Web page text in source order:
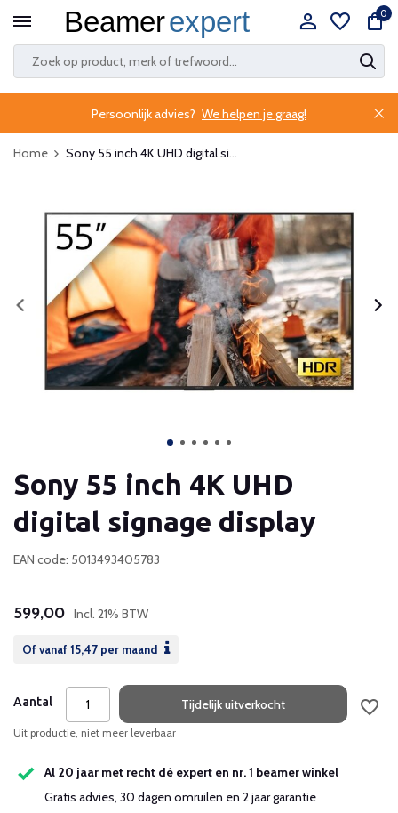
0
Persoonlijk advies? We helpen je graag!
Home Sony 55 inch 4K UHD digital si...
Sony 55 inch 4K UHD
digital signage display
EAN code: 5013493405783
599,00 Incl. 21% BTW
Of vanaf 15,47 per maand
Aantal Tijdelijk uitverkocht
Uit productie, niet meer leverbaar
Al 20 jaar met recht dé expert en nr. 1 beamer winkel
Gratis advies, 30 dagen omruilen en 2 jaar garantie